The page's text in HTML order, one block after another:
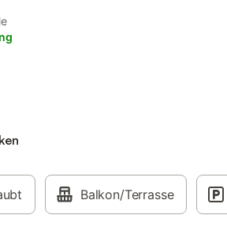
Balkon/Terrasse